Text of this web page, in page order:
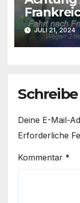
werden
JULI 21, 2024
Deine E-Mail-
Erforderliche
Kommentar *